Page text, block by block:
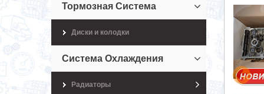
Тормозная Система
Диски и колодки
Система Охлаждения
Радиаторы